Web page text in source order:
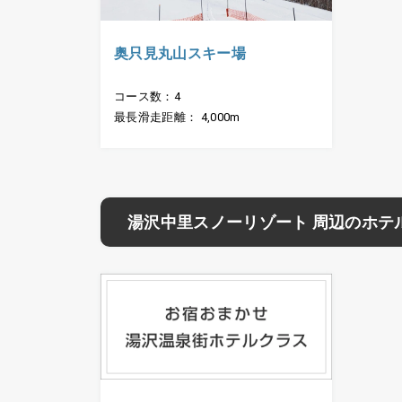
奥只見丸山スキー場
コース数：4
最長滑走距離： 4,000m
湯沢中里スノーリゾート 周辺のホテ